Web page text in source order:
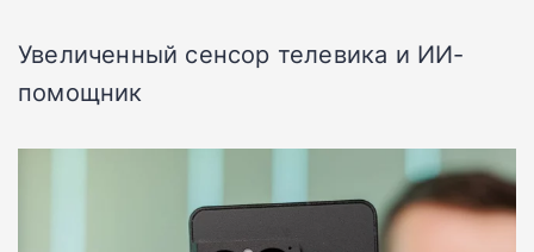
Увеличенный сенсор телевика и ИИ-
помощник